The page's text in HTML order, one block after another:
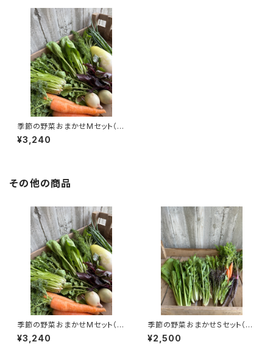
季節の野菜おまかせMセット（送
料込）
¥3,240
その他の商品
季節の野菜おまかせMセット（送
料込）
¥3,240
季節の野菜おまかせSセット（送
料込）
¥2,500